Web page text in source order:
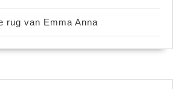
rug van Emma Anna